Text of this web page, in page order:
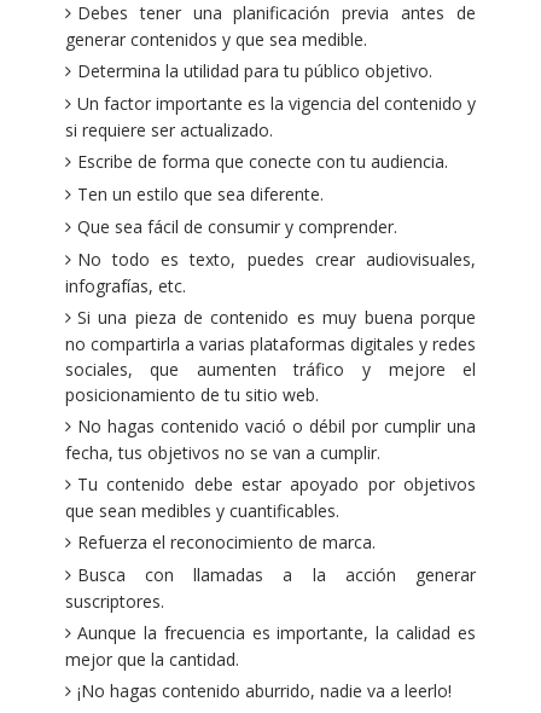
Debes tener una planificación previa antes de
generar contenidos y que sea medible.
Determina la utilidad para tu público objetivo.
Un factor importante es la vigencia del contenido y
si requiere ser actualizado.
Escribe de forma que conecte con tu audiencia.
Ten un estilo que sea diferente.
Que sea fácil de consumir y comprender.
No todo es texto, puedes crear audiovisuales,
infografías, etc.
Si una pieza de contenido es muy buena porque
no compartirla a varias plataformas digitales y redes
sociales, que aumenten tráfico y mejore el
posicionamiento de tu sitio web.
No hagas contenido vació o débil por cumplir una
fecha, tus objetivos no se van a cumplir.
Tu contenido debe estar apoyado por objetivos
que sean medibles y cuantificables.
Refuerza el reconocimiento de marca.
Busca con llamadas a la acción generar
suscriptores.
Aunque la frecuencia es importante, la calidad es
mejor que la cantidad.
¡No hagas contenido aburrido, nadie va a leerlo!